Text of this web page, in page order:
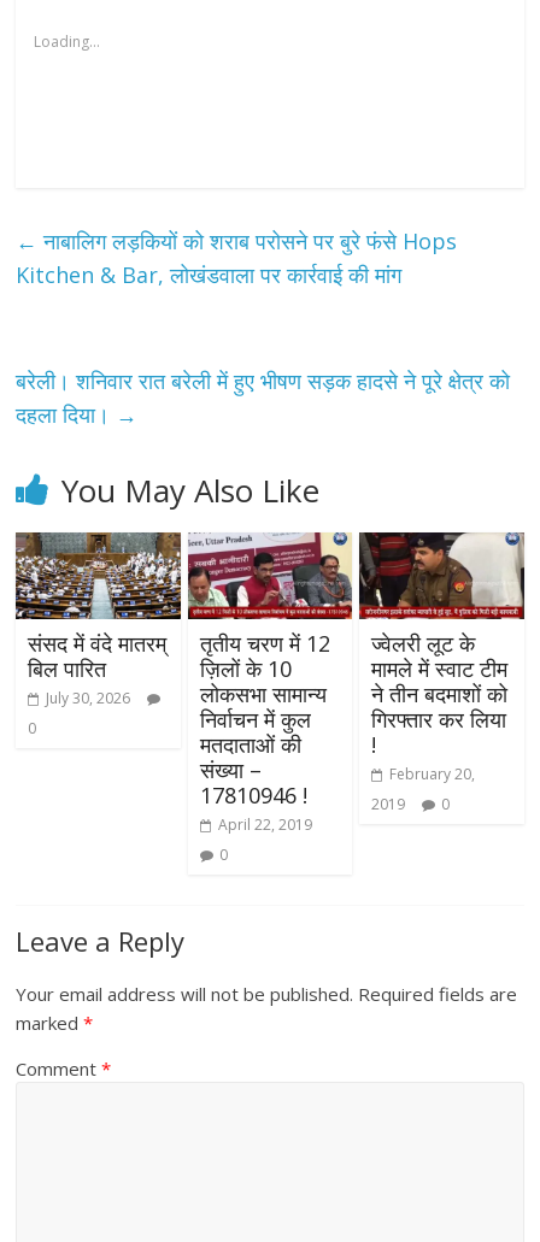
Loading...
← नाबालिग लड़कियों को शराब परोसने पर बुरे फंसे Hops
Kitchen & Bar, लोखंडवाला पर कार्रवाई की मांग
बरेली। शनिवार रात बरेली में हुए भीषण सड़क हादसे ने पूरे क्षेत्र को
दहला दिया। →
You May Also Like
संसद में वंदे मातरम्
बिल पारित
July 30, 2026
0
तृतीय चरण में 12
ज़िलों के 10
लोकसभा सामान्य
निर्वाचन में कुल
मतदाताओं की
संख्या –
17810946 !
April 22, 2019
0
ज्वेलरी लूट के
मामले में स्वाट टीम
ने तीन बदमाशों को
गिरफ्तार कर लिया
!
February 20,
2019
0
Leave a Reply
Your email address will not be published. Required fields are
marked*
Comment*